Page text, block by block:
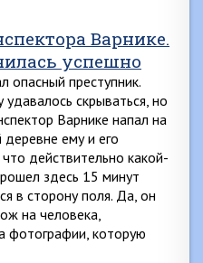
Варнике.
успешно
опасный преступник.
скрываться, но
Варнике напал на
ему и его
что действительно какой-
здесь 15 минут
в сторону поля. Да, он
на человека,
фотографии, которую